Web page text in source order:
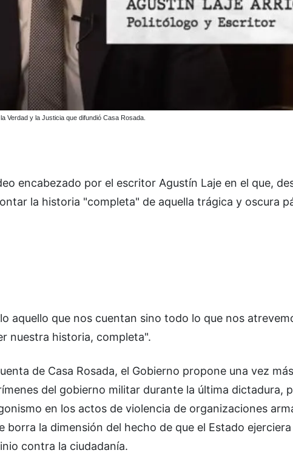
Verdad y la Justicia que difundió Casa Rosada.
encabezado por el escritor Agustín Laje en el que,
la historia "completa" de aquella trágica y oscura
aquello que nos cuentan sino todo lo que nos
nuestra historia, completa".
de Casa Rosada, el Gobierno propone una vez
del gobierno militar durante la última dictadura,
en los actos de violencia de organizaciones
borra la dimensión del hecho de que el Estado
contra la ciudadanía.